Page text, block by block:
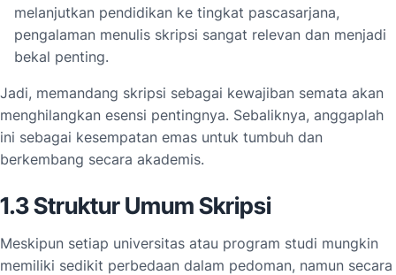
melanjutkan pendidikan ke tingkat pascasarjana,
pengalaman menulis skripsi sangat relevan dan menjadi
bekal penting.
Jadi, memandang skripsi sebagai kewajiban semata akan
menghilangkan esensi pentingnya. Sebaliknya, anggaplah
ini sebagai kesempatan emas untuk tumbuh dan
berkembang secara akademis.
1.3 Struktur Umum Skripsi
Meskipun setiap universitas atau program studi mungkin
memiliki sedikit perbedaan dalam pedoman, namun secara